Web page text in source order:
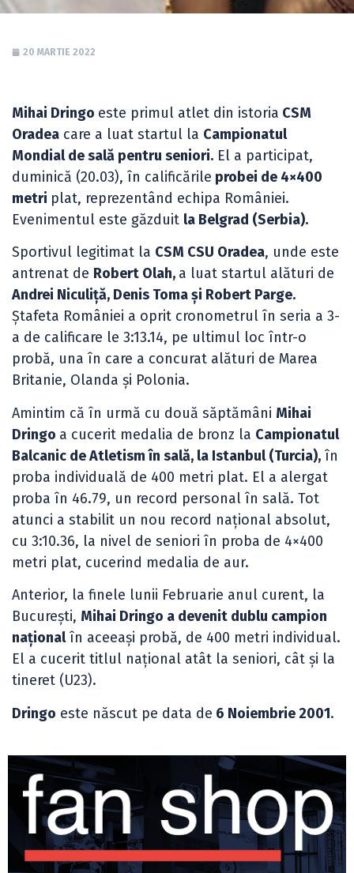
20 MARTIE 2022
Mihai Dringo este primul atlet din istoria CSM
Oradea care a luat startul la Campionatul
Mondial de sală pentru seniori. El a participat,
duminică (20.03), în calificările probei de 4×400
metri plat, reprezentând echipa României.
Evenimentul este găzduit la Belgrad (Serbia).
Sportivul legitimat la CSM CSU Oradea, unde este
antrenat de Robert Olah, a luat startul alături de
Andrei Niculiță, Denis Toma și Robert Parge.
Ștafeta României a oprit cronometrul în seria a 3-
a de calificare le 3:13.14, pe ultimul loc într-o
probă, una în care a concurat alături de Marea
Britanie, Olanda și Polonia.
Amintim că în urmă cu două săptămâni Mihai
Dringo a cucerit medalia de bronz la Campionatul
Balcanic de Atletism în sală, la Istanbul (Turcia), în
proba individuală de 400 metri plat. El a alergat
proba în 46.79, un record personal în sală. Tot
atunci a stabilit un nou record național absolut,
cu 3:10.36, la nivel de seniori în proba de 4×400
metri plat, cucerind medalia de aur.
Anterior, la finele lunii Februarie anul curent, la
București, Mihai Dringo a devenit dublu campion
naționalîn aceeași probă, de 400 metri individual.
El a cucerit titlul național atât la seniori, cât și la
tineret (U23).
Dringo este născut pe data de 6 Noiembrie 2001.